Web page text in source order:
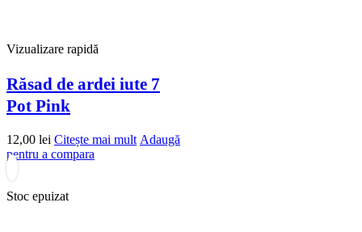
Vizualizare rapidă
Răsad de ardei iute 7
Pot Pink
12,00 lei Citește mai mult Adaugă
pentru a compara
Stoc epuizat